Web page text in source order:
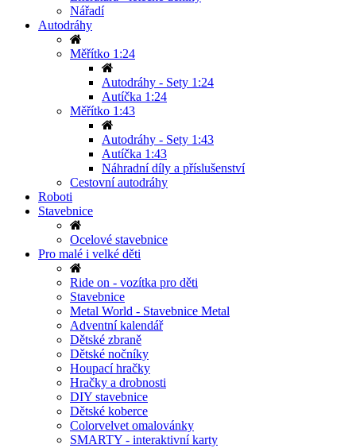
Nářadí
Autodráhy
Měřítko 1:24
Autodráhy - Sety 1:24
Autíčka 1:24
Měřítko 1:43
Autodráhy - Sety 1:43
Autíčka 1:43
Náhradní díly a příslušenství
Cestovní autodráhy
Roboti
Stavebnice
Ocelové stavebnice
Pro malé i velké děti
Ride on - vozítka pro děti
Stavebnice
Metal World - Stavebnice Metal
Adventní kalendář
Dětské zbraně
Dětské nočníky
Houpací hračky
Hračky a drobnosti
DIY stavebnice
Dětské koberce
Colorvelvet omalovánky
SMARTY - interaktivní karty